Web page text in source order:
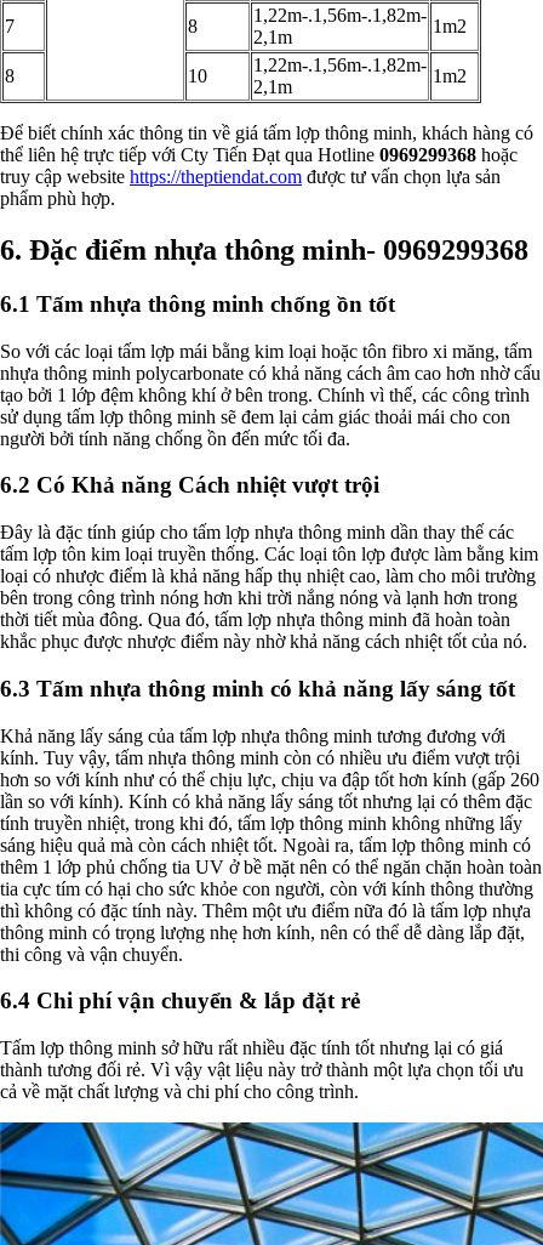
7 8
1,22m-.1,56m-.1,82m-
2,1m
1m2
8 10
1,22m-.1,56m-.1,82m-
2,1m
1m2
Để biết chính xác thông tin về giá tấm lợp thông minh, khách hàng có
thể liên hệ trực tiếp với Cty Tiến Đạt qua Hotline 0969299368 hoặc
truy cập website https://theptiendat.com được tư vấn chọn lựa sản
phẩm phù hợp.
6. Đặc điểm nhựa thông minh- 0969299368
6.1 Tấm nhựa thông minh chống ồn tốt
So với các loại tấm lợp mái bằng kim loại hoặc tôn fibro xi măng, tấm
nhựa thông minh polycarbonate có khả năng cách âm cao hơn nhờ cấu
tạo bởi 1 lớp đệm không khí ở bên trong. Chính vì thế, các công trình
sử dụng tấm lợp thông minh sẽ đem lại cảm giác thoải mái cho con
người bởi tính năng chống ồn đến mức tối đa.
6.2 Có Khả năng Cách nhiệt vượt trội
Đây là đặc tính giúp cho tấm lợp nhựa thông minh dần thay thế các
tấm lợp tôn kim loại truyền thống. Các loại tôn lợp được làm bằng kim
loại có nhược điểm là khả năng hấp thụ nhiệt cao, làm cho môi trường
bên trong công trình nóng hơn khi trời nắng nóng và lạnh hơn trong
thời tiết mùa đông. Qua đó, tấm lợp nhựa thông minh đã hoàn toàn
khắc phục được nhược điểm này nhờ khả năng cách nhiệt tốt của nó.
6.3 Tấm nhựa thông minh có khả năng lấy sáng tốt
Khả năng lấy sáng của tấm lợp nhựa thông minh tương đương với
kính. Tuy vậy, tấm nhựa thông minh còn có nhiều ưu điểm vượt trội
hơn so với kính như có thể chịu lực, chịu va đập tốt hơn kính (gấp 260
lần so với kính). Kính có khả năng lấy sáng tốt nhưng lại có thêm đặc
tính truyền nhiệt, trong khi đó, tấm lợp thông minh không những lấy
sáng hiệu quả mà còn cách nhiệt tốt. Ngoài ra, tấm lợp thông minh có
thêm 1 lớp phủ chống tia UV ở bề mặt nên có thể ngăn chặn hoàn toàn
tia cực tím có hại cho sức khỏe con người, còn với kính thông thường
thì không có đặc tính này. Thêm một ưu điểm nữa đó là tấm lợp nhựa
thông minh có trọng lượng nhẹ hơn kính, nên có thể dễ dàng lắp đặt,
thi công và vận chuyển.
6.4 Chi phí vận chuyển & lắp đặt rẻ
Tấm lợp thông minh sở hữu rất nhiều đặc tính tốt nhưng lại có giá
thành tương đối rẻ. Vì vậy vật liệu này trở thành một lựa chọn tối ưu
cả về mặt chất lượng và chi phí cho công trình.